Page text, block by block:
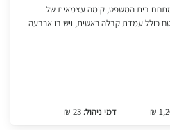
בית המשפט, קומה עצמאית של
כולל עמדת קבלה ראשית, ויש בו ארבעה
דמי ניהול: 23 ₪